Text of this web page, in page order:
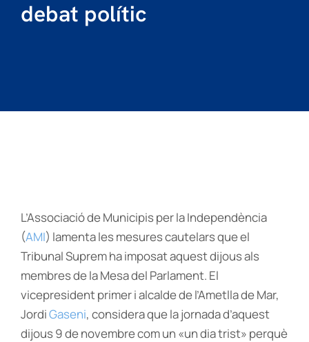
debat polític
L’Associació de Municipis per la Independència
(AMI) lamenta les mesures cautelars que el
Tribunal Suprem ha imposat aquest dijous als
membres de la Mesa del Parlament. El
vicepresident primer i alcalde de l’Ametlla de Mar,
JordiGaseni, considera que la jornada d’aquest
dijous 9 de novembre com un «un dia trist» perquè